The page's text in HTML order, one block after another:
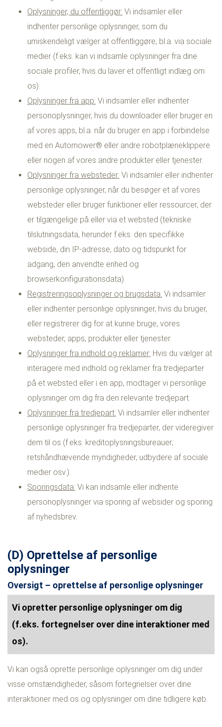
Oplysninger, du offentliggør: Vi indsamler eller
indhenter personlige oplysninger, som du
umiskendeligt vælger at offentliggøre, bl.a. via sociale
medier (f.eks. kan vi indsamle oplysninger fra dine
sociale profiler, hvis du laver et offentligt indlæg om
os).
Oplysninger fra app: Vi indsamler eller indhenter
personoplysninger, hvis du downloader eller bruger en
af vores apps, bl.a. når du bruger en app i forbindelse
med en Automower® eller andre robotplæneklippere
eller nogen af vores andre produkter eller tjenester.
Oplysninger fra websteder: Vi indsamler eller indhenter
personlige oplysninger, når du besøger et af vores
websteder eller bruger funktioner eller ressourcer, der
er tilgængelige på eller via et websted (tekniske
tilslutningsdata, herunder f.eks. den specifikke
webside, din IP-adresse, dato og tidspunkt for
adgang, den anvendte enhed og
browserkonfigurationsdata).
Registreringsoplysninger og brugsdata: Vi indsamler
eller indhenter personlige oplysninger, hvis du bruger,
eller registrerer dig for at kunne bruge, vores
websteder, apps, produkter eller tjenester.
Oplysninger fra indhold og reklamer: Hvis du vælger at
interagere med indhold og reklamer fra tredjeparter
på et websted eller i en app, modtager vi personlige
oplysninger om dig fra den relevante tredjepart.
Oplysninger fra tredjepart: Vi indsamler eller indhenter
personlige oplysninger fra tredjeparter, der videregiver
dem til os (f.eks. kreditoplysningsbureauer;
retshåndhævende myndigheder, udbydere af sociale
medier osv.).
Sporingsdata: Vi kan indsamle eller indhente
personoplysninger via sporing af websider og sporing
af nyhedsbrev.
(D) Oprettelse af personlige
oplysninger
Oversigt – oprettelse af personlige oplysninger
Vi opretter personlige oplysninger om dig
(f.eks. fortegnelser over dine interaktioner med
os).
Vi kan også oprette personlige oplysninger om dig under
visse omstændigheder, såsom fortegnelser over dine
interaktioner med os og oplysninger om dine tidligere køb.